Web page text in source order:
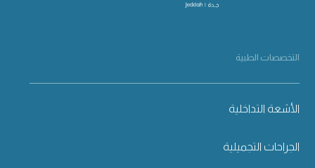
التخصصات الطبية
الأشعة التداخلية
الجراحات التجميلية